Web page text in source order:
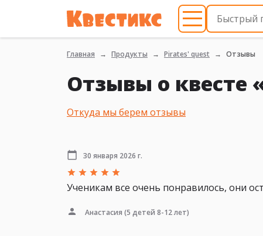
Главная Продукты Pirates' quest Отзывы
Отзывы о квесте
Откуда мы берем отзывы
30 января 2026 г.
Ученикам все очень понравилось, они
Анастасия (5 детей 8-12 лет)